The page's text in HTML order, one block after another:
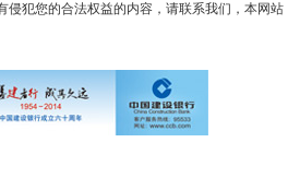
侵犯您的合法权益的内容，请联系我们，本网站